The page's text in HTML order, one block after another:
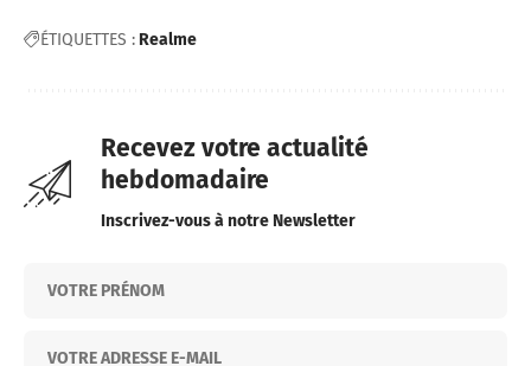
ÉTIQUETTES : Realme
Recevez votre actualité
hebdomadaire
Inscrivez-vous à notre Newsletter